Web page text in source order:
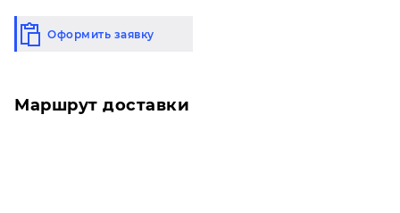
Оформить заявку
Маршрут доставки